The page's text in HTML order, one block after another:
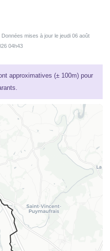
Données mises à jour le jeudi 06 août
04h43
approximatives (± 100m) pour